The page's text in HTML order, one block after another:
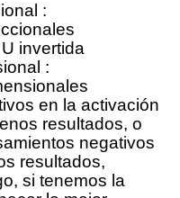
:
invertida
:
en la activación
resultados, o
negativos
resultados,
si tenemos la